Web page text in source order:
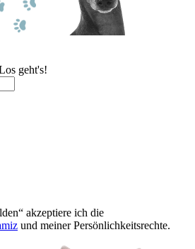
geht's!
akzeptiere ich die
und meiner Persönlichkeitsrechte.